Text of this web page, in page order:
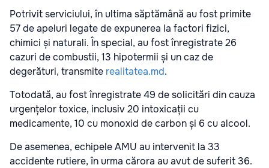
Potrivit serviciului, în ultima săptămână au fost primite
57 de apeluri legate de expunerea la factori fizici,
chimici și naturali. În special, au fost înregistrate 26
cazuri de combustii, 13 hipotermii și un caz de
degerături, transmite realitatea.md.
Totodată, au fost înregistrate 49 de solicitări din cauza
urgențelor toxice, inclusiv 20 intoxicații cu
medicamente, 10 cu monoxid de carbon și 6 cu alcool.
De asemenea, echipele AMU au intervenit la 33
accidente rutiere, în urma cărora au avut de suferit 36.